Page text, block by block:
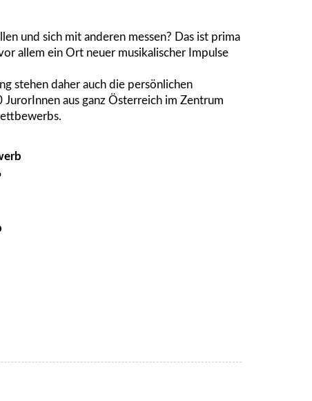
und sich mit anderen messen? Das ist prima
allem ein Ort neuer musikalischer Impulse
stehen daher auch die persönlichen
aus ganz Österreich im Zentrum